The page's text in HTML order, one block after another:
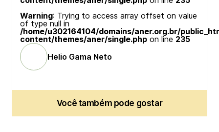
Warning: Trying to access array offset on value
of type null in
/home/u302164104/domains/aner.org.br/
content/themes/aner/single.php on line 235
Helio Gama Neto
Você também pode gostar